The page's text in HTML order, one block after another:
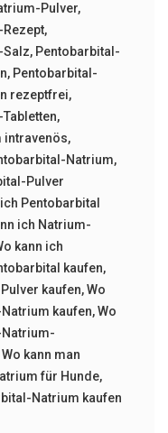
Pulver,
,
Salz, Pentobarbital-
, Pentobarbital-
rezeptfrei,
,
intravenös,
Natrium,
Pulver
Pentobarbital
ich Natrium-
kann ich
kaufen,
kaufen,Wo
kaufen,Wo
Wo kann man
für Hunde,
Natrium kaufen